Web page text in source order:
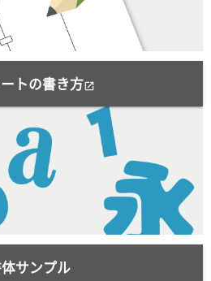
トの書き方open_in_new
サンプル